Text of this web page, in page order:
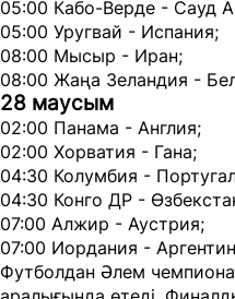
05:00 Кабо-Верде - Сауд
05:00 Уругвай - Испания;
08:00 Мысыр - Иран;
08:00 Жаңа Зеландия -
28 маусым
02:00 Панама - Англия;
02:00 Хорватия - Гана;
04:30 Колумбия -
04:30 Конго ДР -
07:00 Алжир - Аустрия;
07:00 Иордания -
Футболдан Әлем